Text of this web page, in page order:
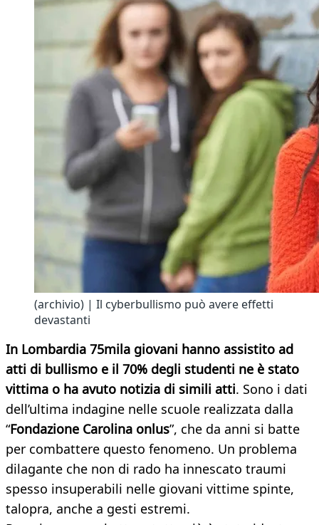
(archivio) | Il cyberbullismo può avere effetti
devastanti
In Lombardia 75mila giovani hanno assistito ad
atti di bullismo e il 70% degli studenti ne è stato
vittima o ha avuto notizia di simili atti. Sono i dati
dell’ultima indagine nelle scuole realizzata dalla
“Fondazione Carolina onlus”, che da anni si batte
per combattere questo fenomeno. Un problema
dilagante che non di rado ha innescato traumi
spesso insuperabili nelle giovani vittime spinte,
talopra, anche a gesti estremi.